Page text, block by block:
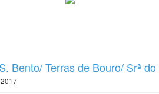
Bento/ Terras de Bouro/ Srª